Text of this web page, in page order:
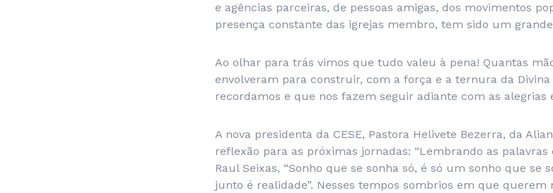
e agências parceiras, de pessoas amigas, dos movimentos
presença constante das igrejas membro, tem sido um
Ao olhar para trás vimos que tudo valeu à pena! Quantas
envolveram para construir, com a força e a ternura da
recordamos e que nos fazem seguir adiante com as alegrias
A nova presidenta da CESE, Pastora Helivete Bezerra, da
reflexão para as próximas jornadas: “Lembrando as
Raul Seixas, “Sonho que se sonha só, é só um sonho que se
junto é realidade”. Nesses tempos sombrios em que